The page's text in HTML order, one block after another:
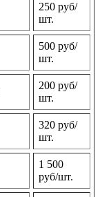
250 руб/
шт.
500 руб/
шт.
200 руб/
шт.
320 руб/
шт.
1 500
руб/шт.